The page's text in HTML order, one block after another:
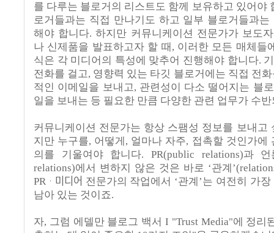
를 다루는 블로거의 리스트도 함께 보유하고 있어야
로거들과는 직접 만나기도 하고 일부 블로거들과는
해야 합니다. 하지만 커뮤니케이션 전문가가 보도
나 신제품을 발표하고자 할 때 , 이러한 모든 매체들
식은 각 미디어의 특성에 맞추어 진행해야 합니다.
전화를 걸고, 영향력 있는 타깃 블로거에는 직접 전
적인 이메일을 보내고, 관련성이 다소 떨어지는 블
일을 보내는 등 필요한 만큼 다양한 관련 업무가 수
커뮤니케이션 전문가는 항상 스팸성 정보를 보내고
지만 누구를, 어떻게 , 얼마나 자주, 접촉할 것인가에
의를
기울여야합니다.PR(public relations)과
언
relations)에서 변하지 않은 것은 바로 ‘관계
PR ᆞ미디어 전문가의 작업에서 ‘관계 ’는 여전히 가장
남아 있는 것이죠.
자, 그럼 에델만 블로그 백서 I "Trust Media"에 정리